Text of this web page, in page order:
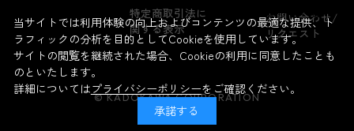
よくあるお問い合わせ
特定商取引法に
関する表示
お問い合わせ/
リクエスト
© KADOKAWA CORPORATION
当サイトでは利用体験の向上およびコンテンツの最適な提供、ト
ラフィックの分析を目的としてCookieを使用しています。
サイトの閲覧を継続された場合、Cookieの利用に同意したことも
のといたします。
詳細についてはプライバシーポリシーをご確認ください。
承諾する